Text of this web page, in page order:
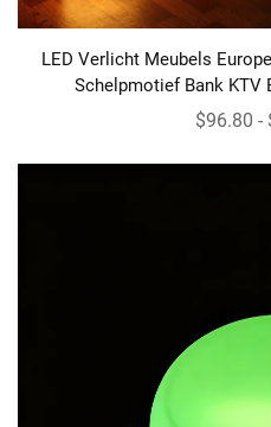
LED Verlicht Meubels
Schelpmotief Bank KTV
$96.80 -